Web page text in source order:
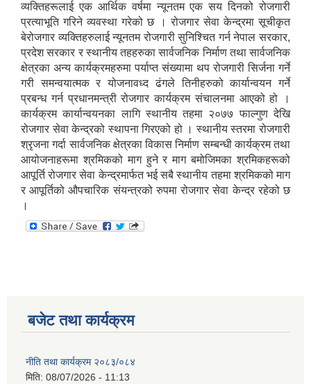
व्यक्तिहरूलाई एक आर्थिक वर्षमा न्यूनतम एक सय दिनको रोजगारी
प्रत्याभूति गरिने व्यवस्था गरेको छ । रोजगार सेवा केन्द्रमा सूचीकृत
बेरोजगार व्यक्तिहरुलाई न्यूनतम रोजगारी सुनिश्चित गर्न नेपाल सरकार,
प्रदेश सरकार र स्थानीय तहहरुका सार्वजनिक निर्माण तथा सार्वजनिक
क्षेत्रका अन्य कार्यक्रमहरुमा पर्याप्त संख्यामा थप रोजगारी सिर्जना गर्ने
गरी समन्वयात्मक र योजनावध्द ढंगले तिनीहरुको कार्यान्वयन गर्ने
प्रबन्ध गर्न प्रधानमन्त्री रोजगार कार्यक्रम संचालनमा आएको हो ।
कार्यक्रम कार्यान्वयनका लागि स्थानीय तहमा २०७७ फाल्गुण देखि
रोजगार सेवा केन्द्रको स्थापना गिरएको हो । स्थानीय स्तरमा रोजगारी
श्रृजना गर्दा सार्वजनिक क्षेत्रका विकास निर्माण सम्बन्धी कार्यक्रम तथा
आयोजनाहरूमा श्रमिकको माग हुने र माग बमोजिमका श्रमिकहरूको
आपूर्ति रोजगार सेवा केन्द्रमार्फत भई सबै स्थानीय तहमा श्रमिकको माग
र आपूर्तिको औपचारिक संयन्त्रको रुपमा रोजगार सेवा केन्द्र रहेको छ
।
बजेट तथा कार्यक्रम
नीति तथा कार्यक्रम २०८३/०८४
मिति: 08/07/2026 - 11:13